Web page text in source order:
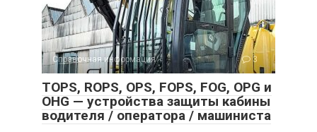
Справочная информация 3
TOPS, ROPS, OPS, FOPS, FOG, OPG и
OHG — устройства защиты кабины
водителя / оператора / машиниста